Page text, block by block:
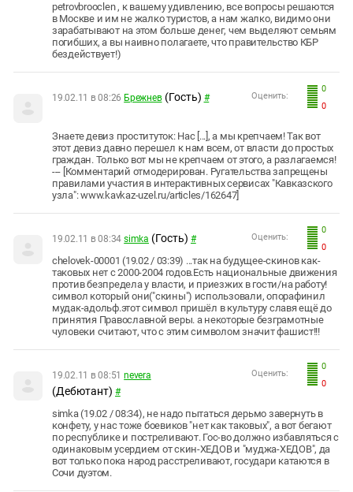
petrovbrooclen , к вашему удивлению, все вопросы решаются
в Москве и им не жалко туристов, а нам жалко, видимо они
зарабатывают на этом больше денег, чем выделяют семьям
погибших, а вы наивно полагаете, что правительство КБР
бездействует!)
0
0
Оценить:
19.02.11 в 08:26 Брежнев (Гость) #
Знаете девиз проституток: Нас [...], а мы крепчаем! Так вот
этот девиз давно перешел к нам всем, от власти до простых
граждан. Только вот мы не крепчаем от этого, а разлагаемся!
--- [Комментарий отмодерирован. Ругательства запрещены
правилами участия в интерактивных сервисах "Кавказского
узла": www.kavkaz-uzel.ru/articles/162647]
0
0
Оценить:
19.02.11 в 08:34 simka (Гость) #
chelovek-00001 (19.02 / 03:39) ...так на будущее-скинов как-
таковых нет с 2000-2004 годов.Есть национальные движения
против безпредела у власти, и приезжих в гости/на работу!
символ который они("скины") использовали, опорафинил
мудак-адольф.этот символ пришёл в культуру славя ещё до
принятия Православной веры. а некоторые безграмотные
чуловеки считают, что с этим символом значит фашист!!!
0
0
Оценить:
19.02.11 в 08:51 nevera
(Дебютант) #
simka (19.02 / 08:34), не надо пытаться дерьмо завернуть в
конфету, у нас тоже боевиков "нет как таковых", а вот бегают
по республике и постреливают. Гос-во должно избавляться с
одинаковым усердием от скин-ХЕДОВ и "муджа-ХЕДОВ", да
вот только пока народ расстреливают, государи катаются в
Сочи дуэтом.